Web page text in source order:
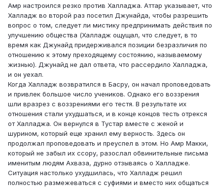
Амр настроился резко против Халладжа. Аттар указывает, что
Халладж во второй раз посетил Джунайда, чтобы разрешить
вопрос о том, следует ли мистику предпринимать действия по
улучшению общества (Халладж ощущал, что следует, в то
время как Джунайд придерживался позиции безразличия по
отношению к этому преходящему состоянию, называемому
жизнью). Джунайд не дал ответа, что рассердило Халладжа,
и он уехал.
Когда Халладж возвратился в Басру, он начал проповедовать
и привлек большое число учеников. Однако его воззрения
шли вразрез с воззрениями его тестя. В результате их
отношения стали ухудшаться, и в конце концов тесть отрекся
от Халладжа. Он вернулся в Тустар вместе с женой и
шурином, который еще хранил ему верность. Здесь он
продолжал проповедовать и преуспел в этом. Но Амр Макки,
который не забыл их ссору, разослал обвинительные письма
именитым людям Ахваза, дурно отзываясь о Халладже.
Ситуация настолько ухудшилась, что Халладж решил
полностью размежеваться с суфиями и вместо них общаться